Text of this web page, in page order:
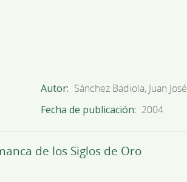
Autor Sánchez Badiola, Juan José
Fecha de publicación 2004
de los Siglos de Oro